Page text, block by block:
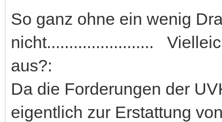
So ganz ohne ein wenig
nicht........................
aus?:
Da die Forderungen der
eigentlich zur Erstattung